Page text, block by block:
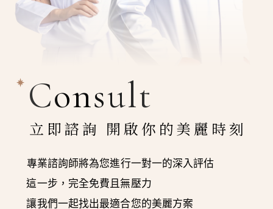
Consult
立即諮詢 開啟你的美麗時刻
專業諮詢師將為您進行一對一的深入評估
這一步，完全免費且無壓力
讓我們一起找出最適合您的美麗方案